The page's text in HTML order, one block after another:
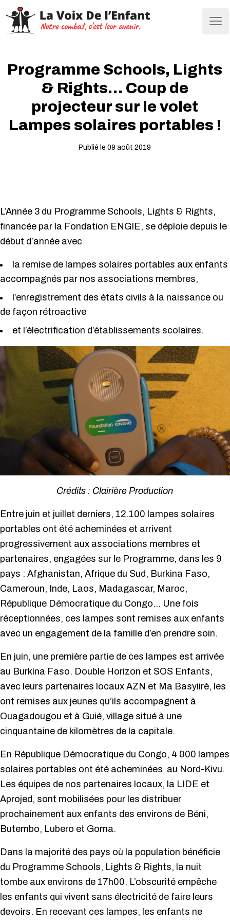
Programme Schools, Lights
& Rights… Coup de
projecteur sur le volet
Lampes solaires portables !
Publié le 09 août 2019
L’Année 3 du Programme Schools, Lights & Rights,
financée par la Fondation ENGIE, se déploie depuis le
début d’année avec
la remise de lampes solaires portables aux enfants
accompagnés par nos associations membres,
l’enregistrement des états civils à la naissance ou
de façon rétroactive
et l’électrification d’établissements scolaires.
Crédits : Clairière Production
Entre juin et juillet derniers, 12.100 lampes solaires
portables ont été acheminées et arrivent
progressivement aux associations membres et
partenaires, engagées sur le Programme, dans les 9
pays : Afghanistan, Afrique du Sud, Burkina Faso,
Cameroun, Inde, Laos, Madagascar, Maroc,
République Démocratique du Congo… Une fois
réceptionnées, ces lampes sont remises aux enfants
avec un engagement de la famille d’en prendre soin.
En juin, une première partie de ces lampes est arrivée
au Burkina Faso. Double Horizon et SOS Enfants,
avec leurs partenaires locaux AZN et Ma Basyiiré, les
ont remises aux jeunes qu’ils accompagnent à
Ouagadougou et à Guié, village situé à une
cinquantaine de kilomètres de la capitale.
En République Démocratique du Congo, 4 000 lampes
solaires portables ont été acheminées au Nord-Kivu.
Les équipes de nos partenaires locaux, la LIDE et
Aprojed, sont mobilisées pour les distribuer
prochainement aux enfants des environs de Béni,
Butembo, Lubero et Goma.
Dans la majorité des pays où la population bénéficie
du Programme Schools, Lights & Rights, la nuit
tombe aux environs de 17h00. L’obscurité empêche
les enfants qui vivent sans électricité de faire leurs
devoirs. En recevant ces lampes, les enfants ne